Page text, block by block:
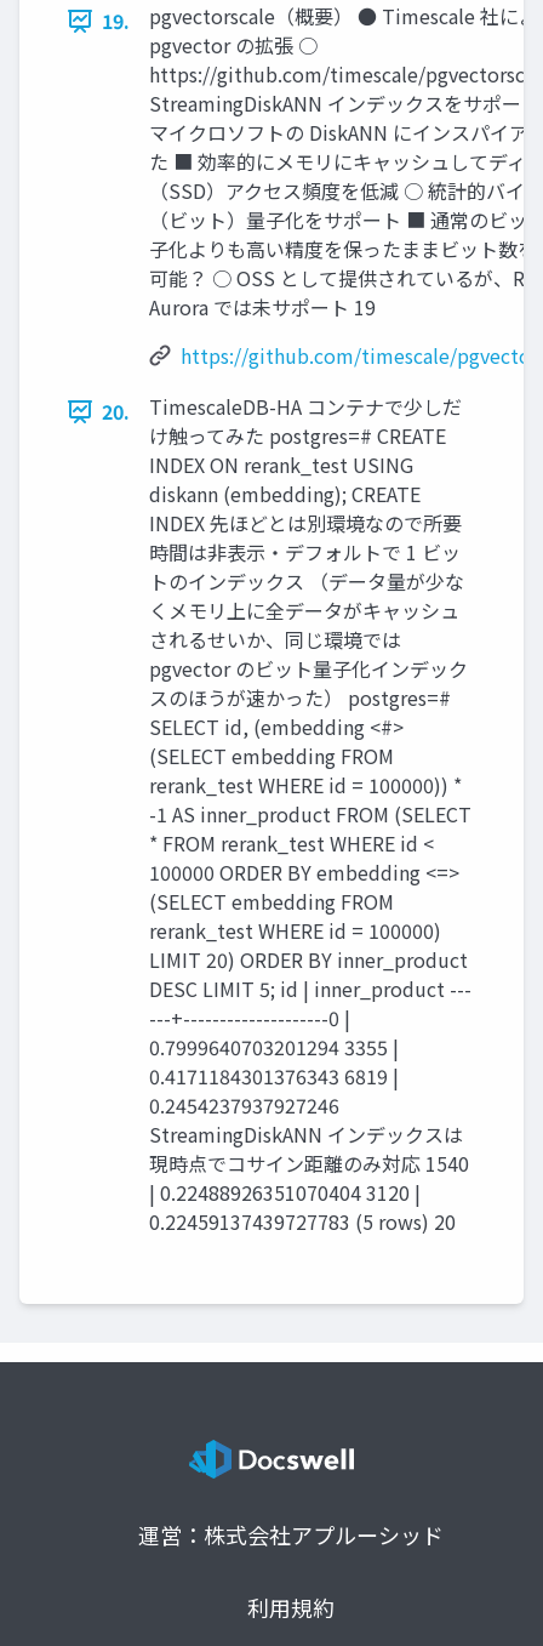
19.
pgvectorscale（概要） ● Timescale 社によ
pgvector の拡張 ○
https://github.com/timescale/
StreamingDiskANN インデックスをサポー
マイクロソフトの DiskANN にインスパイア
た ■ 効率的にメモリにキャッシュしてディ
（SSD）アクセス頻度を低減 ○ 統計的バイ
（ビット）量子化をサポート ■ 通常のビッ
子化よりも高い精度を保ったままビット数を
可能？ ○ OSS として提供されているが、
Aurora では未サポート 19
https://github.com/timescale/
20.
TimescaleDB-HA コンテナで少しだ
け触ってみた postgres=# CREATE
INDEX ON rerank_test USING
diskann (embedding); CREATE
INDEX 先ほどとは別環境なので所要
時間は非表示・デフォルトで 1 ビッ
トのインデックス （データ量が少な
くメモリ上に全データがキャッシュ
されるせいか、同じ環境では
pgvector のビット量子化インデック
スのほうが速かった） postgres=#
SELECT id, (embedding <#>
(SELECT embedding FROM
rerank_test WHERE id = 100000)) *
-1 AS inner_product FROM (SELECT
* FROM rerank_test WHERE id <
100000 ORDER BY embedding <=>
(SELECT embedding FROM
rerank_test WHERE id = 100000)
LIMIT 20) ORDER BY inner_product
DESC LIMIT 5; id | inner_product ---
---+--------------------0 |
0.7999640703201294 3355 |
0.4171184301376343 6819 |
0.2454237937927246
StreamingDiskANN インデックスは
現時点でコサイン距離のみ対応 1540
| 0.22488926351070404 3120 |
0.22459137439727783 (5 rows) 20
運営：株式会社アプルーシッド
利用規約